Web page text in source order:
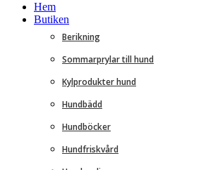
Hem
Butiken
Berikning
Sommarprylar till hund
Kylprodukter hund
Hundbädd
Hundböcker
Hundfriskvård